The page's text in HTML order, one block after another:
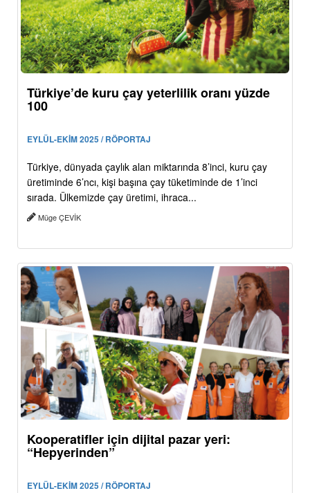
Türkiye’de kuru çay yeterlilik oranı yüzde
100
EYLÜL-EKİM 2025 / RÖPORTAJ
Türkiye, dünyada çaylık alan miktarında 8’inci, kuru çay
üretiminde 6’ncı, kişi başına çay tüketiminde de 1’inci
sırada. Ülkemizde çay üretimi, ihraca...
Müge ÇEVİK
Kooperatifler için dijital pazar yeri:
“Hepyerinden”
EYLÜL-EKİM 2025 / RÖPORTAJ